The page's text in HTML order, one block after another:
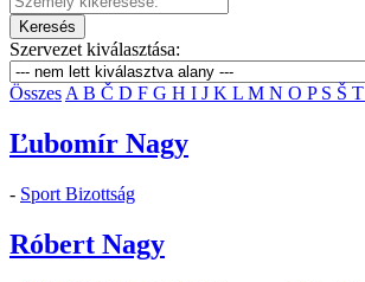
Keresés
Szervezet kiválasztása:
Összes A B Č D F G H I J K L M N O P S Š T
Ľubomír Nagy
- Sport Bizottság
Róbert Nagy